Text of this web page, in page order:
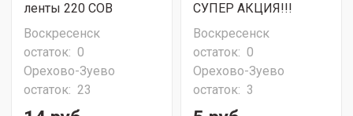
ленты 220 COB
Воскресенск
остаток: 0
Орехово-Зуево
остаток: 23
СУПЕР АКЦИЯ!!!
Воскресенск
остаток: 0
Орехово-Зуево
остаток: 3